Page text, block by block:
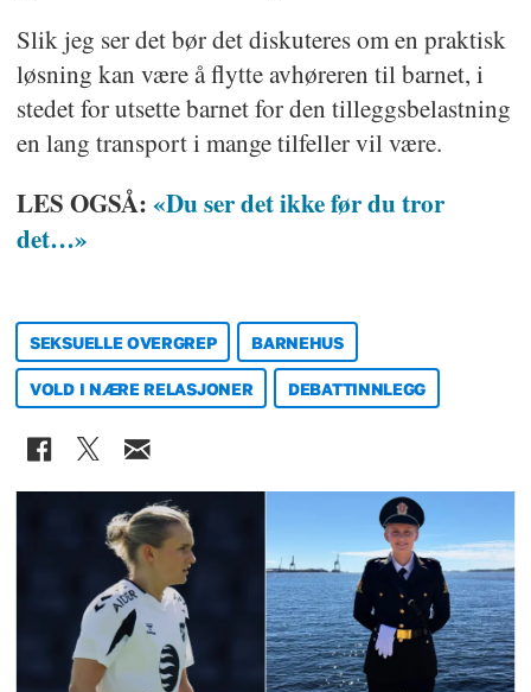
Slik jeg ser det bør det diskuteres om en praktisk
løsning kan være å flytte avhøreren til barnet, i
stedet for utsette barnet for den tilleggsbelastning
en lang transport i mange tilfeller vil være.
LES OGSÅ:«Du ser det ikke før du tror
det…»
SEKSUELLE OVERGREP BARNEHUS
VOLD I NÆRE RELASJONER DEBATTINNLEGG